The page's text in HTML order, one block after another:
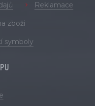
Reklamace
zboží
symboly